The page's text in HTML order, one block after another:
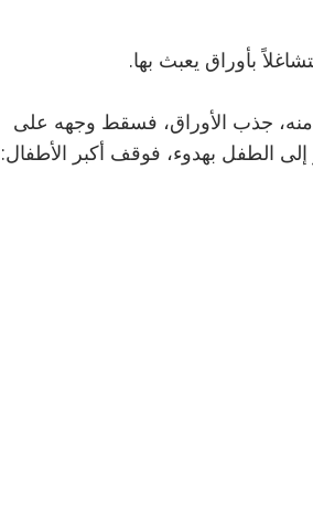
بأوراق يعبث بها.
جذب الأوراق، فسقط وجهه على
إلى الطفل بهدوء، فوقف أكبر الأطفال: